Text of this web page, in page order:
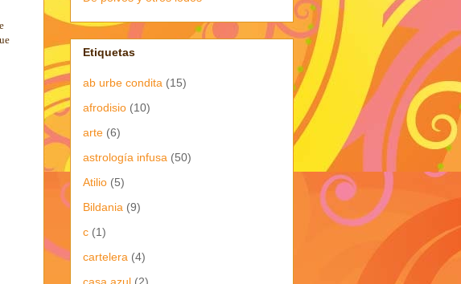
Etiquetas
ab urbe condita (15)
afrodisio (10)
arte (6)
astrología infusa (50)
Atilio (5)
Bildania (9)
c (1)
cartelera (4)